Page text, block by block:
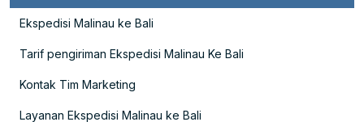
Ekspedisi Malinau ke Bali
Tarif pengiriman Ekspedisi Malinau Ke Bali
Kontak Tim Marketing
Layanan Ekspedisi Malinau ke Bali